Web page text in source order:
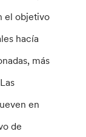
el objetivo
hacía
más
en
de